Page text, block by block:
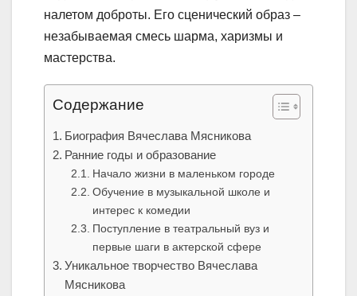
налетом доброты. Его сценический образ –
незабываемая смесь шарма, харизмы и
мастерства.
Содержание
Биография Вячеслава Мясникова
Ранние годы и образование
Начало жизни в маленьком городе
Обучение в музыкальной школе и
интерес к комедии
Поступление в театральный вуз и
первые шаги в актерской сфере
Уникальное творчество Вячеслава
Мясникова